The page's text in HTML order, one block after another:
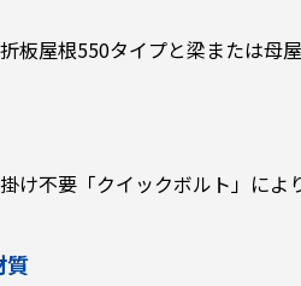
板屋根550タイプと梁または母
け不要「クイックボルト」によ
質